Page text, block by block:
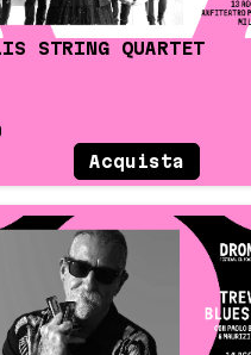
STRING QUARTET
Acquista